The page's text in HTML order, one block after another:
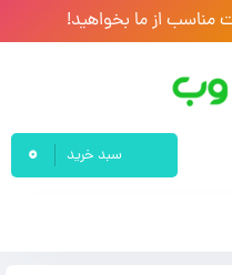
مناسب از ما بخواهید!
سبد خرید 0